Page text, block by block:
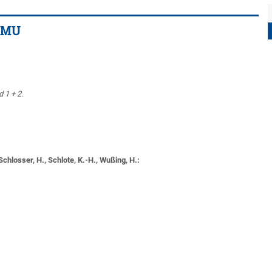
1 + 2.
H., Schlote, K.-H., Wußing, H.: